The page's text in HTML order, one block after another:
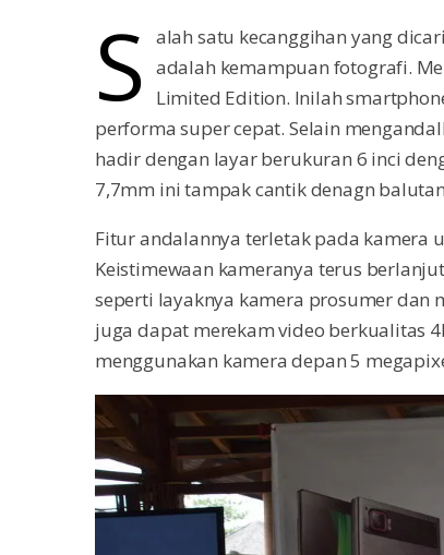
S alah satu kecanggihan yang
adalah kemampuan fotografi.
Limited Edition. Inilah
performa super cepat. Selain
hadir dengan layar berukuran 6 inci
7,7mm ini tampak cantik denagn balutan
Fitur andalannya terletak pada kamera
Keistimewaan kameranya terus
seperti layaknya kamera prosumer dan
juga dapat merekam video berkualitas
menggunakan kamera depan 5